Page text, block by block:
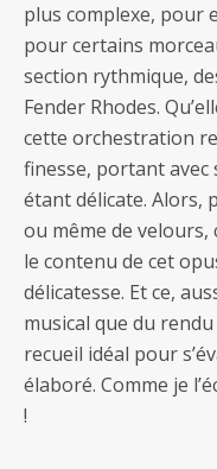
plus complexe, pour
pour certains
section rythmique,
Fender Rhodes.
cette orchestration
finesse, portant avec
étant délicate. Alors,
ou même de
le contenu de cet
délicatesse. Et ce,
musical que du
recueil idéal pour
élaboré. Comme je
!